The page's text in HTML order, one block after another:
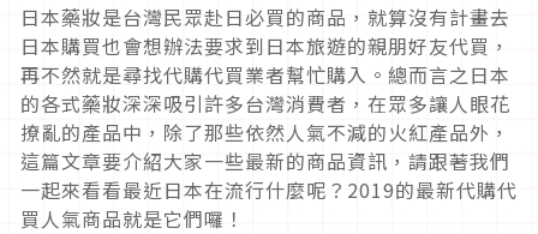
日本藥妝是台灣民眾赴日必買的商品，就算沒有計畫去
日本購買也會想辦法要求到日本旅遊的親朋好友代買，
再不然就是尋找代購代買業者幫忙購入。總而言之日本
的各式藥妝深深吸引許多台灣消費者，在眾多讓人眼花
撩亂的產品中，除了那些依然人氣不減的火紅產品外，
這篇文章要介紹大家一些最新的商品資訊，請跟著我們
一起來看看最近日本在流行什麼呢？2019的最新代購代
買人氣商品就是它們囉！